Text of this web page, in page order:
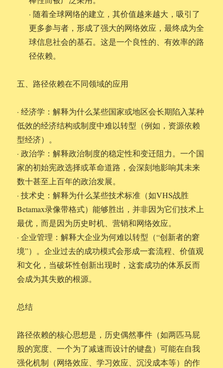
· 随着全球网络的建立，其价值越来越大，吸引了
更多参与者，形成了强大的网络效应，最终成为全
球信息社会的基石。这是一个良性的、有效率的路
径依赖。
五、路径依赖在不同领域的应用
· 经济学：解释为什么某些国家或地区会长期陷入某种
低效的经济结构或制度中难以转型（例如，资源依赖
型经济）。
· 政治学：解释政治制度的稳定性和变迁阻力。一个国
家的初始宪政选择或革命道路，会深刻地影响其未来
数十甚至上百年的政治发展。
· 技术史：解释为什么某些技术标准（如VHS战胜
Betamax录像带格式）能够胜出，并非因为它们技术上
最优，而是因为历史时机、营销和网络效应。
· 企业管理：解释大企业为何难以转型（“创新者的窘
境”）。企业过去的成功模式会形成一套流程、价值观
和文化，当破坏性创新出现时，这套成功的体系反而
会成为其失败的根源。
总结
路径依赖的核心思想是，历史偶然事件（如两匹马屁
股的宽度、一个为了减速而设计的键盘）可能在自我
强化机制（网络效应、学习效应、沉没成本等）的作